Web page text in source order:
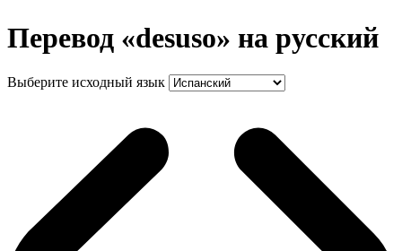
Перевод «desuso» на русский
Выберите исходный язык